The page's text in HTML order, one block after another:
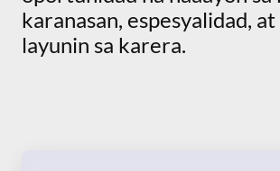
karanasan, espesyalidad, at
layunin sa karera.